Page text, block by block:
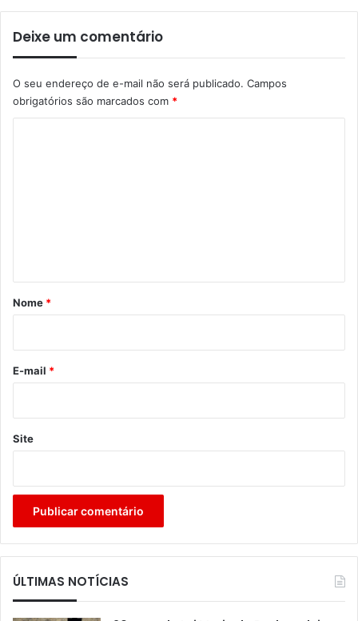
Deixe um comentário
O seu endereço de e-mail não será publicado. Campos
obrigatórios são marcados com *
r
*
Nome *
E-mail *
Site
ÚLTIMAS NOTÍCIAS